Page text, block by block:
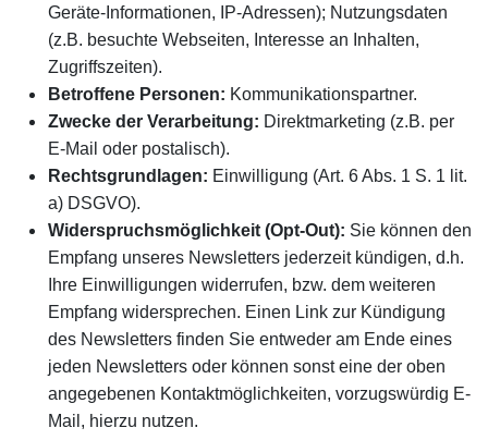
Geräte-Informationen, IP-Adressen); Nutzungsdaten
(z.B. besuchte Webseiten, Interesse an Inhalten,
Zugriffszeiten).
Betroffene Personen: Kommunikationspartner.
Zwecke der Verarbeitung: Direktmarketing (z.B. per
E-Mail oder postalisch).
Rechtsgrundlagen: Einwilligung (Art. 6 Abs. 1 S. 1 lit.
a) DSGVO).
Widerspruchsmöglichkeit (Opt-Out): Sie können den
Empfang unseres Newsletters jederzeit kündigen, d.h.
Ihre Einwilligungen widerrufen, bzw. dem weiteren
Empfang widersprechen. Einen Link zur Kündigung
des Newsletters finden Sie entweder am Ende eines
jeden Newsletters oder können sonst eine der oben
angegebenen Kontaktmöglichkeiten, vorzugswürdig E-
Mail, hierzu nutzen.